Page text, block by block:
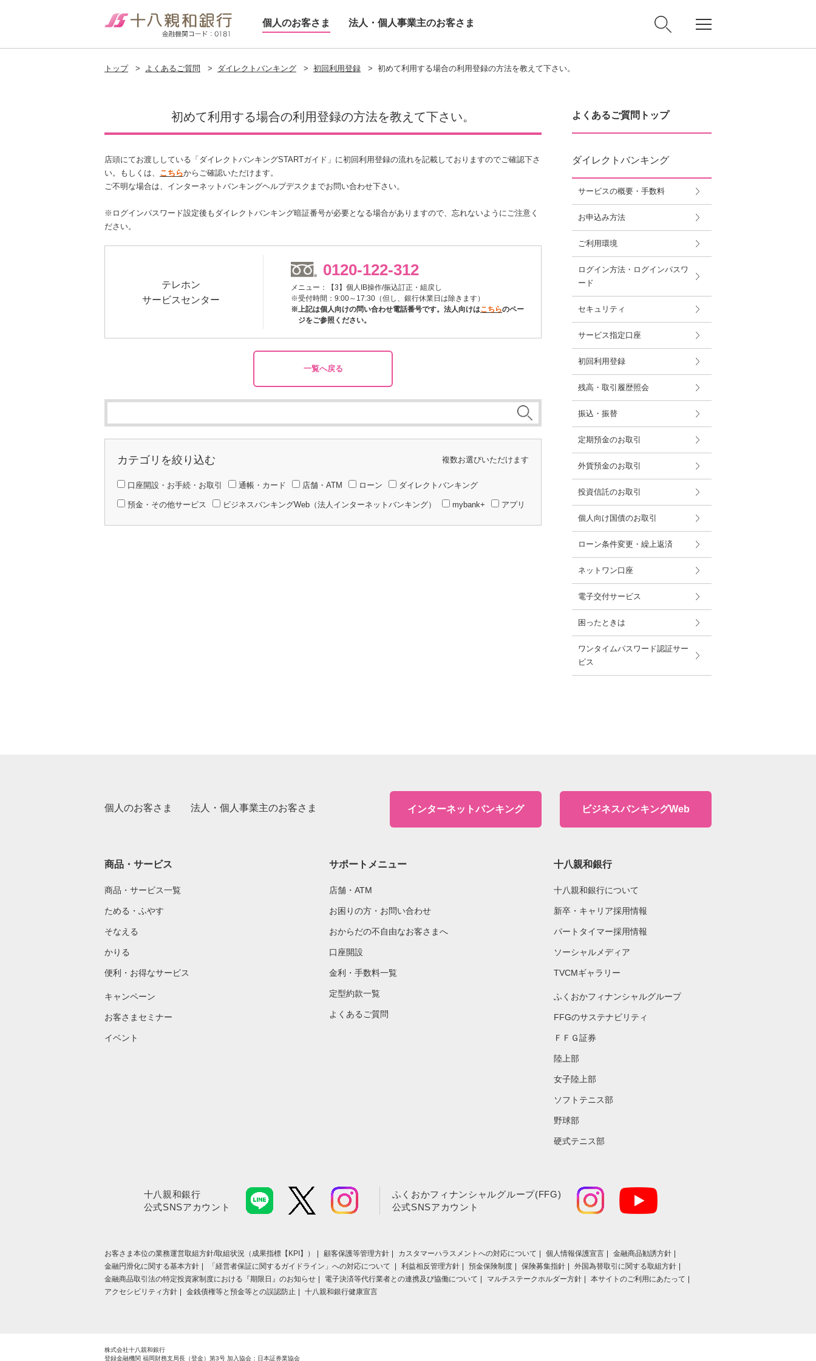
個人のお客さま 法人・個人事業主のお客さま
トップ > よくあるご質問 > ダイレクトバンキング > 初回利用登録 > 初めて利用する場合の利用登録の方法を教えて下さい。
初めて利用する場合の利用登録の方法を教えて下さい。
店頭にてお渡ししている「ダイレクトバンキングSTARTガイド」に初回利用登録の流れを記載しておりますのでご確認下さ
い。もしくは、 こちらからご確認いただけます。
ご不明な場合は、インターネットバンキングヘルプデスクまでお問い合わせ下さい。
※ログインパスワード設定後もダイレクトバンキング暗証番号が必要となる場合がありますので、忘れないようにご注意く
ださい。
テレホン
サービスセンター
0120-122-312
メニュー：【3】個人IB操作/振込訂正・組戻し
※受付時間：9:00～17:30（但し、銀行休業日は除きます）
※上記は個人向けの問い合わせ電話番号です。法人向けはこちらのペー
ジをご参照ください。
一覧へ戻る
カテゴリを絞り込む 複数お選びいただけます
口座開設・お手続・お取引 通帳・カード 店舗・ATM ローン ダイレクトバンキング
預金・その他サービス ビジネスバンキングWeb（法人インターネットバンキング） mybank+ アプリ
よくあるご質問トップ
ダイレクトバンキング
サービスの概要・手数料
お申込み方法
ご利用環境
ログイン方法・ログインパスワ
ード
セキュリティ
サービス指定口座
初回利用登録
残高・取引履歴照会
振込・振替
定期預金のお取引
外貨預金のお取引
投資信託のお取引
個人向け国債のお取引
ローン条件変更・繰上返済
ネットワン口座
電子交付サービス
困ったときは
ワンタイムパスワード認証サー
ビス
個人のお客さま 法人・個人事業主のお客さま インターネットバンキング ビジネスバンキングWeb
商品・サービス
商品・サービス一覧
ためる・ふやす
そなえる
かりる
便利・お得なサービス
キャンペーン
お客さまセミナー
イベント
サポートメニュー
店舗・ATM
お困りの方・お問い合わせ
おからだの不自由なお客さまへ
口座開設
金利・手数料一覧
定型約款一覧
よくあるご質問
十八親和銀行
十八親和銀行について
新卒・キャリア採用情報
パートタイマー採用情報
ソーシャルメディア
TVCMギャラリー
ふくおかフィナンシャルグループ
FFGのサステナビリティ
ＦＦＧ証券
陸上部
女子陸上部
ソフトテニス部
野球部
硬式テニス部
十八親和銀行
公式SNSアカウント
ふくおかフィナンシャルグループ(FFG)
公式SNSアカウント
お客さま本位の業務運営取組⽅針/取組状況（成果指標【KPI】） 顧客保護等管理方針 カスタマーハラスメントへの対応について 個人情報保護宣言
金融商品勧誘方針
金融円滑化に関する基本方針
「経営者保証に関するガイドライン」への対応について 利益相反管理方針 預金保険制度 保険募集指針
外国為替取引に関する取組方針
金融商品取引法の特定投資家制度における『期限日』のお知らせ
電子決済等代行業者との連携及び協働について マルチステークホルダー方針
本サイトのご利用にあたって
アクセシビリティ方針
金銭債権等と預金等との誤認防止 十八親和銀行健康宣言
株式会社十八親和銀行
登録金融機関 福岡財務支局長（登金）第3号 加入協会：日本証券業協会